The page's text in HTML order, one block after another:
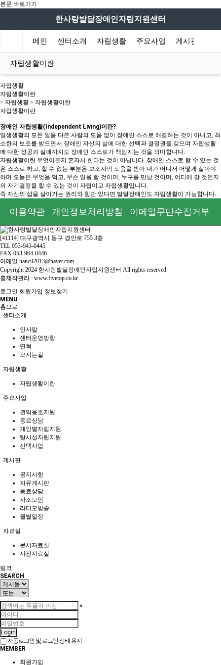
본문 바로가기
한사랑발달장애인자립지원센터
메인 센터소개 자립생활 주요사업 게시판
자립생활이란
자립생활
자립생활이란
> 자립생활 > 자립생활이란
자립생활이란
장애인 자립생활(Independent Living)이란?
일생생활의 모든 일을 다른 사람의 도움 없이 장애인 스스로 해결하는 것이 아니고, 최
소한의 보조를 받으면서 장애인 자신의 삶에 대한 선택과 결정권을 갖으며 자립생활
에 대한 성공과 실패까지도 장애인 스스로가 책임지는 것을 의미합니다.
자립생활이란 무엇이든지 혼자서 한다는 것이 아닙니다. 장애인 스스로 할 수 있는 것
은 스스로 하고, 할 수 없는 부분은 보조자의 도움을 받아 내가 어디서 어떻게 살아야
하며 오늘은 무엇을 먹고, 무슨 일을 할 것이며, 누구를 만날 것이며, 어디에 갈 것인지
의 자기결정을 할 수 있는 것이 자립이고 자립생활입니다.
즉 자신의 삶을 살아가는 권리와 힘만 있다면 발달장애인도 자립생활이 가능합니다.
이용약관 개인정보처리방침 이메일무단수집거부
[41114] 대구광역시 동구 경안로 755 3층
TEL 053-943-0445
FAX 053-964-0446
이메일 hancil2013@naver.com
Copyright2024 한사랑발달장애인자립지원센터 All rights reserved.
홈제작관리 : www.fivetop.co.kr
로그인 회원가입 정보찾기
MENU
홈으로
센터소개
인사말
센터운영방향
연혁
오시는길
자립생활
자립생활이란
주요사업
권익옹호지원
동료상담
개인별자립지원
탈시설자립지원
선택사업
게시판
공지사항
자유게시판
동료상담
자조모임
라디오방송
월별일정
자료실
문서자료실
사진자료실
링크
SEARCH
Login
자동로그인 및 로그인 상태 유지
MEMBER
회원가입